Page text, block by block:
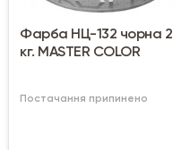
Фарба НЦ-132 чорна 2
кг. MASTER COLOR
Постачання припинено